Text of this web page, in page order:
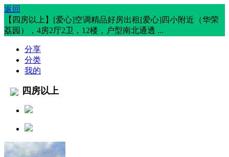
返回
【四房以上】[爱心]空调精品好房出租[爱心]四小附近（华荣
荔园），4房2厅2卫，12楼，户型南北通透 ...
分享
分类
我的
四房以上